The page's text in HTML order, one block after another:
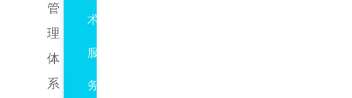
管
理
体
系 OHSMS
术
服
务